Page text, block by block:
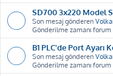
SD700 3x220 Model
Son mesaj gönderen
Gönderilme zamanı forum
B1 PLC'de Port Ayarı
Son mesaj gönderen
Gönderilme zamanı forum